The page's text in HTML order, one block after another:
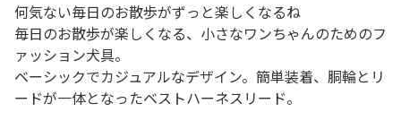
何気ない毎日のお散歩がずっと楽しくなるね
毎日のお散歩が楽しくなる、小さなワンちゃんのためのフ
ァッション犬具。
ベーシックでカジュアルなデザイン。簡単装着、胴輪とリ
ードが一体となったベストハーネスリード。